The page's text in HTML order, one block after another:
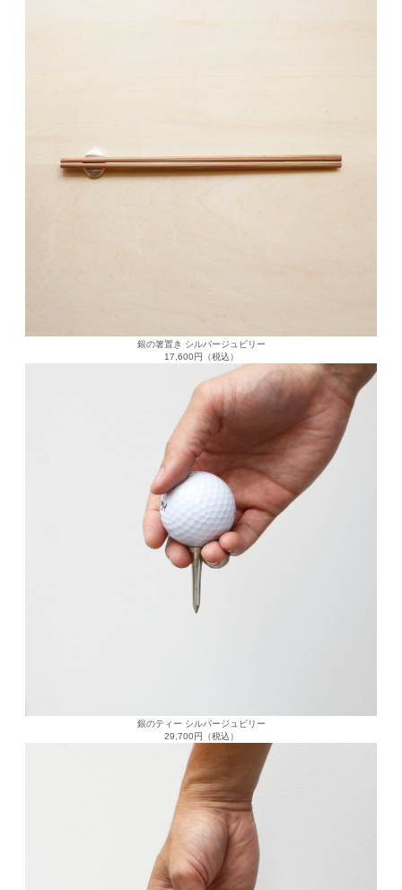
銀の箸置き シルバージュビリー
17,600円（税込）
銀のティー シルバージュビリー
29,700円（税込）